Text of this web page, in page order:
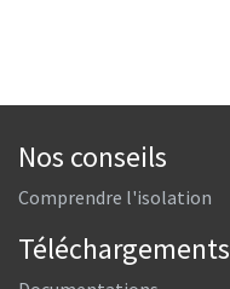
Nos conseils
Comprendre l'isolation
Téléchargements